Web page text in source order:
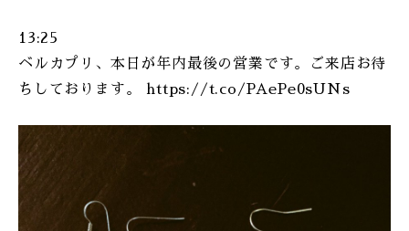
13:25
ベルカプリ、本日が年内最後の営業です。ご来店お待
ちしております。 https://t.co/PAePe0sUNs